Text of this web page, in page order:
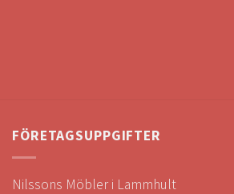
FÖRETAGSUPPGIFTER
Nilssons Möbler i Lammhult